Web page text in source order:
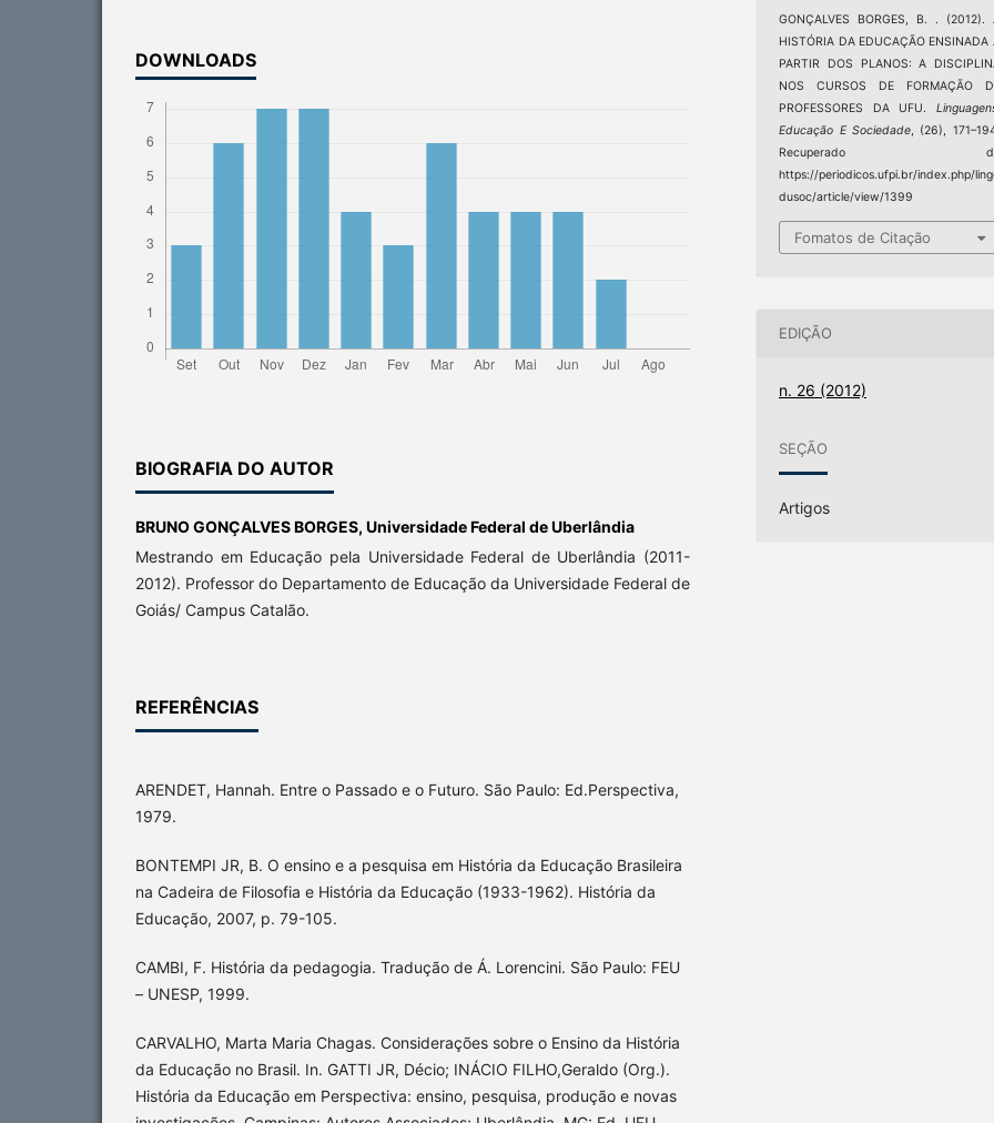
DOWNLOADS
BIOGRAFIA DO AUTOR
BRUNO GONÇALVES BORGES, Universidade Federal de Uberlândia
Mestrando em Educação pela Universidade Federal de Uberlândia (2011-
2012). Professor do Departamento de Educação da Universidade Federal de
Goiás/ Campus Catalão.
REFERÊNCIAS
ARENDET, Hannah. Entre o Passado e o Futuro. São Paulo: Ed.Perspectiva,
1979.
BONTEMPI JR, B. O ensino e a pesquisa em História da Educação Brasileira
na Cadeira de Filosofia e História da Educação (1933-1962). História da
Educação, 2007, p. 79-105.
CAMBI, F. História da pedagogia. Tradução de Á. Lorencini. São Paulo: FEU
– UNESP, 1999.
CARVALHO, Marta Maria Chagas. Considerações sobre o Ensino da História
da Educação no Brasil. In. GATTI JR, Décio; INÁCIO FILHO,Geraldo (Org.).
História da Educação em Perspectiva: ensino, pesquisa, produção e novas
GONÇALVES BORGES, B. . (2012).
HISTÓRIA DA EDUCAÇÃO ENSINADA
PARTIR DOS PLANOS: A
NOS CURSOS DE FORMAÇÃO
PROFESSORES DA UFU.
Educação E Sociedade, (26),
Recuperado
https://periodicos.ufpi.br/index.php/
dusoc/article/view/1399
Fomatos de Citação
EDIÇÃO
n. 26 (2012)
SEÇÃO
Artigos